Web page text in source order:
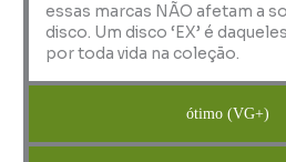
essas marcas NÃO afetam a
disco. Um disco ‘EX’ é
por toda vida na coleção.
ótimo (VG+)